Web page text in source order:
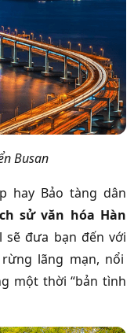
Busan
hay Bảo tàng dân
sử văn hóa Hàn
sẽ đưa bạn đến với
lãng mạn, nổi
một thời “bản tình